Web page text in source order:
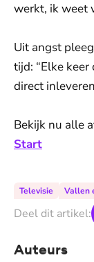
werkt, ik weet
Uit angst
tijd: “Elke
direct
Bekijk nu alle
Start
Televisie Vallen
Deel dit artikel:
Auteurs